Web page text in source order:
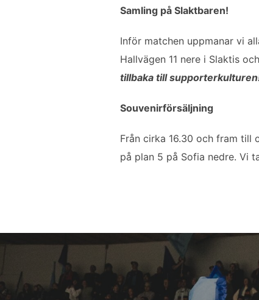
Samling på Slaktbaren!
Inför matchen uppmanar vi
Hallvägen 11 nere i Slaktis
tillbaka till
Souvenirförsäljning
Från cirka 16.30 och fram till
på plan 5 på Sofia nedre. Vi
Inläggsnavigering